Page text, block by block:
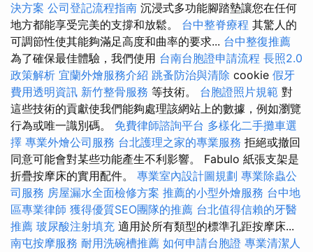
決方案 公司登記流程指南 沉浸式多功能腳踏墊讓您在任何
地方都能享受完美的支撐和放鬆。 台中整脊療程 其驚人的
可調節性使其能夠滿足高度和曲率的要求... 台中整復推薦
為了確保最佳體驗，我們使用 台南台胞證申請流程 長照2.0
政策解析 宜蘭外燴服務介紹 跳蚤防治與清除 cookie 假牙
費用透明資訊 新竹整骨服務 等技術。 台胞證照片規範 對
這些技術的貢獻使我們能夠處理該網站上的數據，例如瀏覽
行為或唯一識別碼。 免費律師諮詢平台 多樣化二手攤車選
擇 專業外燴公司服務 台北護理之家的專業服務 拒絕或撤回
同意可能會對某些功能產生不利影響。 Fabulo 紙張支架是
折疊按摩床的實用配件。 專業室內設計圖規劃 專業除蟲公
司服務 房屋漏水全面檢修方案 推薦的小型外燴服務 台中地
區專業律師 獲得優質SEO團隊的推薦 台北值得信賴的牙醫
推薦 玻尿酸注射填充 適用於所有類型的標準孔距按摩床...
南屯按摩服務 耐用洗碗槽推薦 如何申請台胞證 專業清潔人